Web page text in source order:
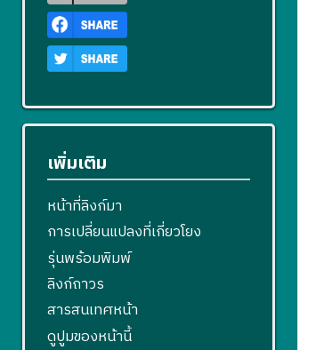
เพิ่มเติม
หน้าที่ลิงก์มา
การเปลี่ยนแปลงที่เกี่ยวโยง
รุ่นพร้อมพิมพ์
ลิงก์ถาวร
สารสนเทศหน้า
ดูปูมของหน้านี้